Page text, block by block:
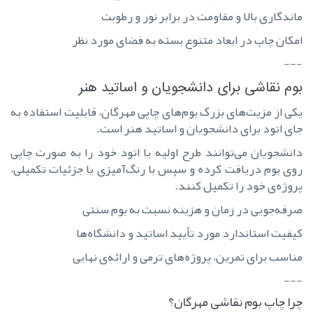
ماندگاری بالا و مقاومت در برابر نور و رطوبت
امکان چاپ در ابعاد متنوع بسته به فضای مورد نظر
---
بوم نقاشی برای دانشجویان و اساتید هنر
یکی از مزیت‌های بزرگ بوم‌های چاپی مهرگان، قابلیت استفاده به
جای اتود برای دانشجویان و اساتید هنر است.
دانشجویان می‌توانند طرح اولیه یا اتود خود را به صورت چاپی
روی بوم دریافت کرده و سپس با رنگ‌آمیزی یا جزئیات تکمیلی،
پروژه‌ی خود را تکمیل کنند.
صرفه‌جویی در زمان و هزینه نسبت به بوم سنتی
کیفیت استاندارد مورد تأیید اساتید و دانشگاه‌ها
مناسب برای تمرین، پروژه‌های ترمی و ارائه‌ی نهایی
---
چرا چاپ بوم نقاشی مهرگان؟